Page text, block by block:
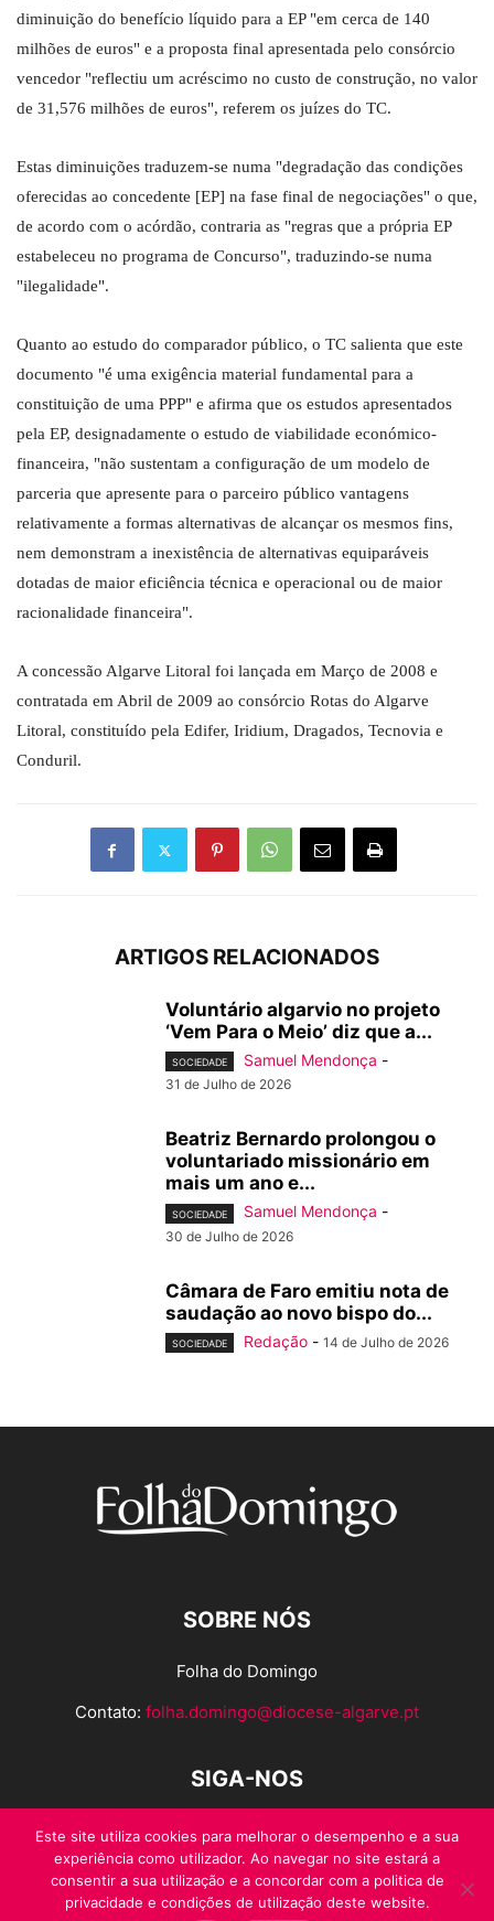
diminuição do benefício líquido para a EP "em cerca de 140
milhões de euros" e a proposta final apresentada pelo consórcio
vencedor "reflectiu um acréscimo no custo de construção, no valor
de 31,576 milhões de euros", referem os juízes do TC.
Estas diminuições traduzem-se numa "degradação das condições
oferecidas ao concedente [EP] na fase final de negociações" o que,
de acordo com o acórdão, contraria as "regras que a própria EP
estabeleceu no programa de Concurso", traduzindo-se numa
"ilegalidade".
Quanto ao estudo do comparador público, o TC salienta que este
documento "é uma exigência material fundamental para a
constituição de uma PPP" e afirma que os estudos apresentados
pela EP, designadamente o estudo de viabilidade económico-
financeira, "não sustentam a configuração de um modelo de
parceria que apresente para o parceiro público vantagens
relativamente a formas alternativas de alcançar os mesmos fins,
nem demonstram a inexistência de alternativas equiparáveis
dotadas de maior eficiência técnica e operacional ou de maior
racionalidade financeira".
A concessão Algarve Litoral foi lançada em Março de 2008 e
contratada em Abril de 2009 ao consórcio Rotas do Algarve
Litoral, constituído pela Edifer, Iridium, Dragados, Tecnovia e
Conduril.
ARTIGOS RELACIONADOS
Voluntário algarvio no projeto
‘Vem Para o Meio’ diz que a...
SOCIEDADE Samuel Mendonça -
31 de Julho de 2026
Beatriz Bernardo prolongou o
voluntariado missionário em
mais um ano e...
SOCIEDADE Samuel Mendonça -
30 de Julho de 2026
Câmara de Faro emitiu nota de
saudação ao novo bispo do...
SOCIEDADE Redação - 14 de Julho de 2026
SOBRE NÓS
Folha do Domingo
Contato: folha.domingo@diocese-algarve.pt
SIGA-NOS
Este site utiliza cookies para melhorar o desempenho e a sua
experiência como utilizador. Ao navegar no site estará a
consentir a sua utilização e a concordar com a politica de
privacidade e condições de utilização deste website.